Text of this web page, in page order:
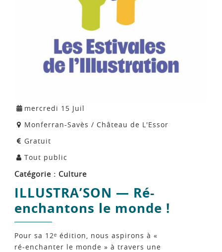
mercredi 15 Juil
Lieu : "
Monferran-Savès / Château de L'Essor
Prix : "
Gratuit
Public : "
Tout public
Catégorie : Culture
ILLUSTRA’SON — Ré-
enchantons le monde !
Pour sa 12ᵉ édition, nous aspirons à «
ré‑enchanter le monde » à travers une